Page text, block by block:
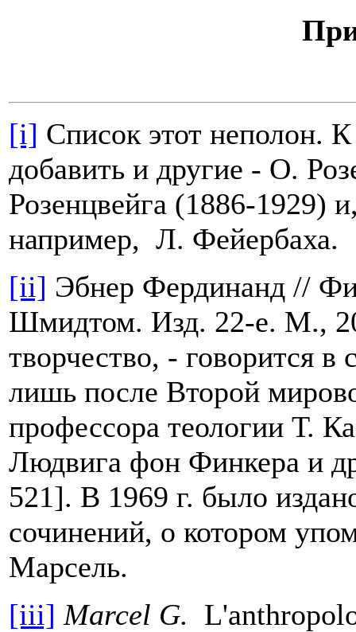
[i] Список этот неполон.
добавить и другие - О.
Розенцвейга (1886-1929)
например, Л. Фейербаха.
[ii] Эбнер Фердинанд //
Шмидтом. Изд. 22-е. М.,
творчество, - говорится
лишь после Второй
профессора теологии Т.
Людвига фон Финкера и
521]. В 1969 г. было
сочинений, о котором
Марсель.
[iii] Marcel G.